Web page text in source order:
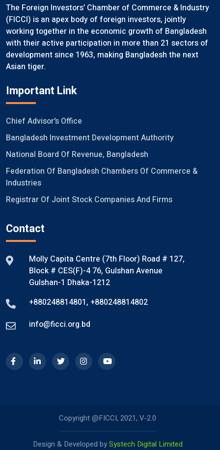
The Foreign Investors’ Chamber of Commerce & Industry
(FICCI) is an apex body of foreign investors, jointly
working together in the economic growth of Bangladesh
with their active participation in more than 21 sectors of
development since 1963, making Bangladesh the next
Asian tiger.
Important Link
Chief Advisor's Office
Bangladesh Investment Development Authority
National Board Of Revenue, Bangladesh
Federation Of Bangladesh Chambers Of Commerce &
Industries
Registrar Of Joint Stock Companies And Firms
Contact
Molly Capita Centre (7th Floor) Road # 127,
Block # CES(F)-4 76, Gulshan Avenue
Gulshan-1 Dhaka-1212
+880248814801, +880248814802
info@ficci.org.bd
Copyright @FICCI, 2021, V-2.0
Design & Developed bySystech Digital Limited